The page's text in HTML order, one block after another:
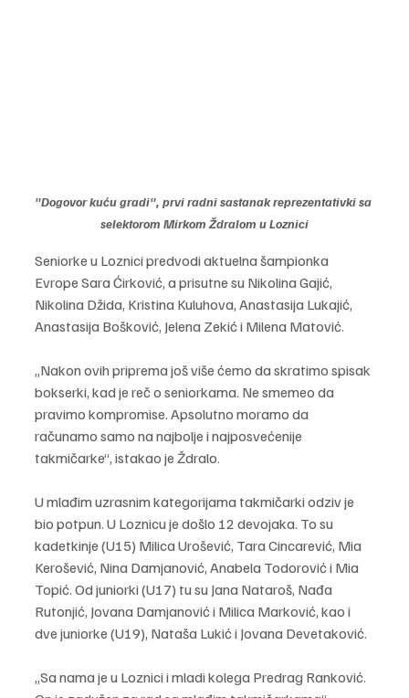
"Dogovor kuću gradi", prvi radni sastanak reprezentativki sa
selektorom Mirkom Ždralom u Loznici
Seniorke u Loznici predvodi aktuelna šampionka
Evrope Sara Ćirković, a prisutne su Nikolina Gajić,
Nikolina Džida, Kristina Kuluhova, Anastasija Lukajić,
Anastasija Bošković, Jelena Zekić i Milena Matović.
„Nakon ovih priprema još više ćemo da skratimo spisak
bokserki, kad je reč o seniorkama. Ne smemeo da
pravimo kompromise. Apsolutno moramo da
računamo samo na najbolje i najposvećenije
takmičarke“, istakao je Ždralo.
U mlađim uzrasnim kategorijama takmičarki odziv je
bio potpun. U Loznicu je došlo 12 devojaka. To su
kadetkinje (U15) Milica Urošević, Tara Cincarević, Mia
Kerošević, Nina Damjanović, Anabela Todorović i Mia
Topić. Od juniorki (U17) tu su Jana Nataroš, Nađa
Rutonjić, Jovana Damjanović i Milica Marković, kao i
dve juniorke (U19), Nataša Lukić i Jovana Devetaković.
„Sa nama je u Loznici i mladi kolega Predrag Ranković.